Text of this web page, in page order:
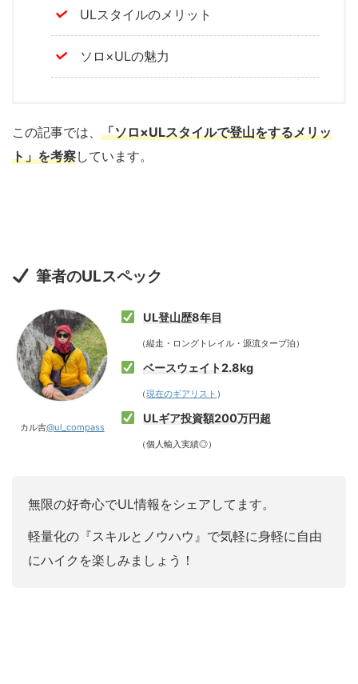
ULスタイルのメリット
ソロ×ULの魅力
この記事では、 「ソロ×ULスタイルで登山をするメリッ
ト」を考察しています。
筆者のULスペック
カル吉@ul_compass
UL登山歴8年目
（縦走・ロングトレイル・源流タープ泊）
ベースウェイト2.8kg
（現在のギアリスト ）
ULギア投資額200万円超
（個人輸入実績◎）
無限の好奇心でUL情報をシェアしてます。
軽量化の『スキルとノウハウ』で気軽に身軽に自由
にハイクを楽しみましょう！